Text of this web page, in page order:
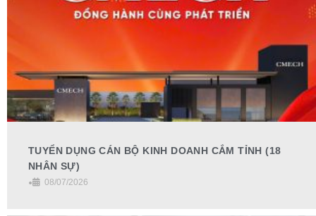
TUYỂN DỤNG CÁN BỘ KINH DOANH CẮM TỈNH (18
NHÂN SỰ)
•
08/07/2026